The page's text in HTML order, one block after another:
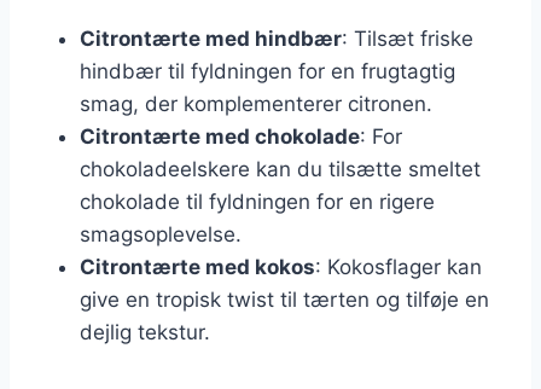
Citrontærte med hindbær: Tilsæt friske
hindbær til fyldningen for en frugtagtig
smag, der komplementerer citronen.
Citrontærte med chokolade: For
chokoladeelskere kan du tilsætte smeltet
chokolade til fyldningen for en rigere
smagsoplevelse.
Citrontærte med kokos: Kokosflager kan
give en tropisk twist til tærten og tilføje en
dejlig tekstur.